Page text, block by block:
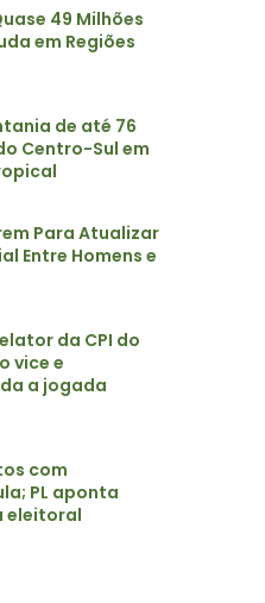
49 Milhões
em Regiões
de até 76
Centro-Sul em
Para Atualizar
Entre Homens e
da CPI do
vice e
a jogada
com
PL aponta
eleitoral